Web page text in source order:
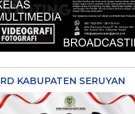
KABUPATEN SERUYAN